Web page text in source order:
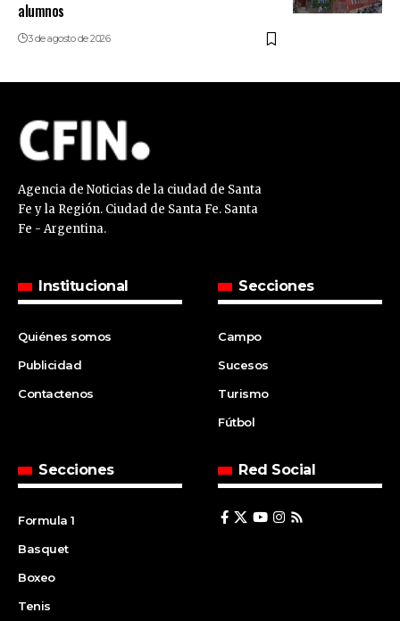
alumnos
3 de agosto de 2026
Agencia de Noticias de la ciudad de Santa
Fe y la Región. Ciudad de Santa Fe. Santa
Fe - Argentina.
Institucional
Quiénes somos
Publicidad
Contactenos
Secciones
Campo
Sucesos
Turismo
Fútbol
Secciones
Formula 1
Basquet
Boxeo
Tenis
Red Social